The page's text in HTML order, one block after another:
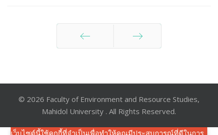
© 2026 Faculty of Environment and Resource Studies,
Mahidol University . All Rights Reserved.
เว็บไซต์นี้ใช้คุกกี้ที่จำเป็นเพื่อทำให้คุณมีประสบการณ์ที่ดีในการ